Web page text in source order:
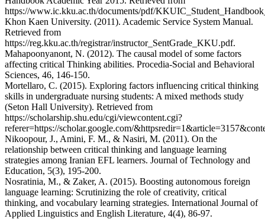
https://www.ic.kku.ac.th/documents/pdf/
Khon Kaen University. (2011). Academic Service System Manual.
Retrieved from
https://reg.kku.ac.th/registrar/instructor_SentGrade_KKU.pdf.
Mahapoonyanont, N. (2012). The causal model of some factors
affecting critical Thinking abilities. Procedia-Social and Behavioral
Sciences, 46, 146-150.
Mortellaro, C. (2015). Exploring factors influencing critical thinking
skills in undergraduate nursing students: A mixed methods study
(Seton Hall University). Retrieved from
https://scholarship.shu.edu/cgi/viewcontent.cgi?
referer=https://scholar.google.com/
Nikoopour, J., Amini, F. M., & Nasiri, M. (2011). On the
relationship between critical thinking and language learning
strategies among Iranian EFL learners. Journal of Technology and
Education, 5(3), 195-200.
Nosratinia, M., & Zaker, A. (2015). Boosting autonomous foreign
language learning: Scrutinizing the role of creativity, critical
thinking, and vocabulary learning strategies. International Journal of
Applied Linguistics and English Literature, 4(4), 86-97.